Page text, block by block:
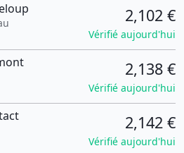
2,102 €
Vérifié aujourd'hui
2,138 €
Vérifié aujourd'hui
2,142 €
Vérifié aujourd'hui